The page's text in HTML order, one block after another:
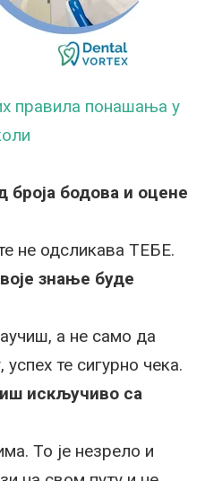
правила понашања у
бодова и оцене
не одсликава ТЕБЕ.
знање буде
а не само да
те сигурно чека.
искључиво са
То је незрело и